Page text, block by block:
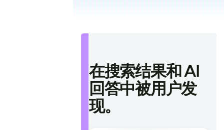
在搜索结果和 AI
回答中被用户发
现。